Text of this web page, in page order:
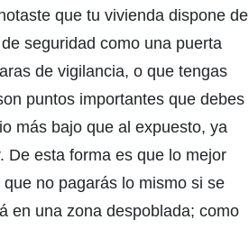
que tu vivienda dispone de
seguridad como una puerta
de vigilancia, o que tengas
puntos importantes que debes
más bajo que al expuesto, ya
De esta forma es que lo mejor
no pagarás lo mismo si se
en una zona despoblada; como